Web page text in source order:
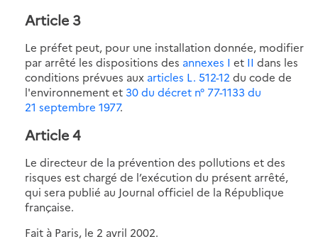
Article 3
Le préfet peut, pour une installation donnée, modifier
par arrêté les dispositions des annexes I et II dans les
conditions prévues aux articles L. 512-12 du code de
l'environnement et 30 du décret n° 77-1133 du
21 septembre 1977.
Article 4
Le directeur de la prévention des pollutions et des
risques est chargé de l’exécution du présent arrêté,
qui sera publié au Journal officiel de la République
française.
Fait à Paris, le 2 avril 2002.